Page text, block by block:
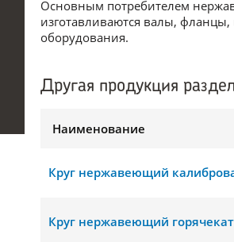
Основным потребителем
изготавливаются валы, фланцы,
оборудования.
Другая продукция
Наименование
Круг нержавеющий
Круг нержавеющий